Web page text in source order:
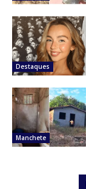
Destaques
Manchete